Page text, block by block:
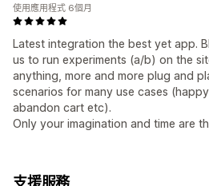
Latest integration the best yet app.
us to run experiments (a/b) on the
anything, more and more plug and
scenarios for many use cases
abandon cart etc).
Only your imagination and time are
使用應用程式 6個月